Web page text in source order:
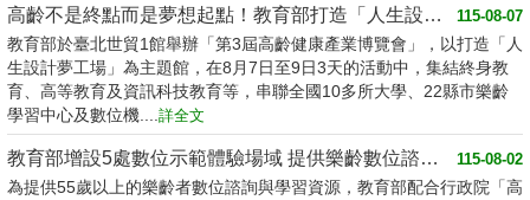
115-08-07
高齡不是終點而是夢想起點！教育部打造「人生設計夢工場」 參展第3屆高齡健康產業博...
教育部於臺北世貿1館舉辦「第3屆高齡健康產業博覽會」，以打造「人
生設計夢工場」為主題館，在8月7日至9日3天的活動中，集結終身教
育、高等教育及資訊科技教育等，串聯全國10多所大學、22縣市樂齡
學習中心及數位機.... 詳全文
115-08-02
教育部增設5處數位示範體驗場域 提供樂齡數位諮詢好所在
為提供55歲以上的樂齡者數位諮詢與學習資源，教育部配合行政院「高